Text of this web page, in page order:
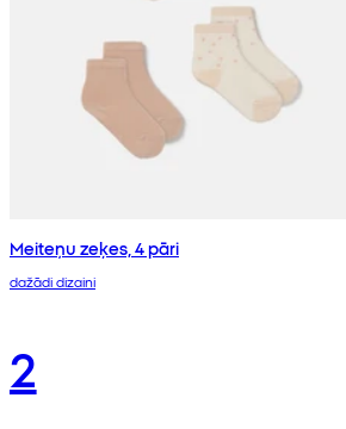
Meiteņu zeķes, 4 pāri
dažādi dizaini
2